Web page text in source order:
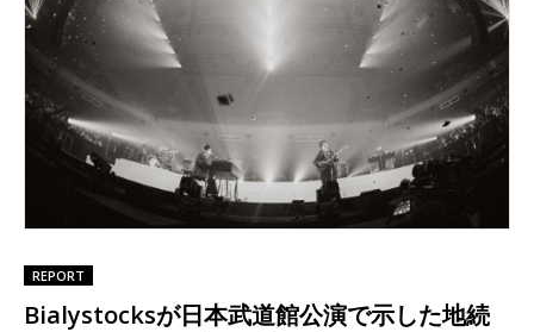
REPORT
Bialystocksが日本武道館公演で示した地続